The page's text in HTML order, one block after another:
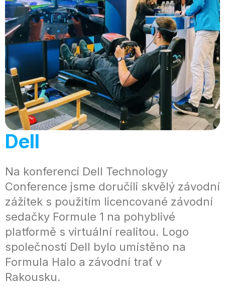
Dell
Na konferenci Dell Technology
Conference jsme doručili skvělý závodní
zážitek s použitím licencované závodní
sedačky Formule 1 na pohyblivé
platformě s virtuální realitou. Logo
společnosti Dell bylo umístěno na
Formula Halo a závodní trať v
Rakousku.